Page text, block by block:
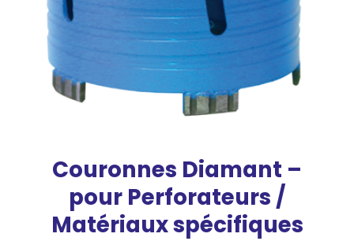
Couronnes Diamant –
pour Perforateurs /
Matériaux spécifiques